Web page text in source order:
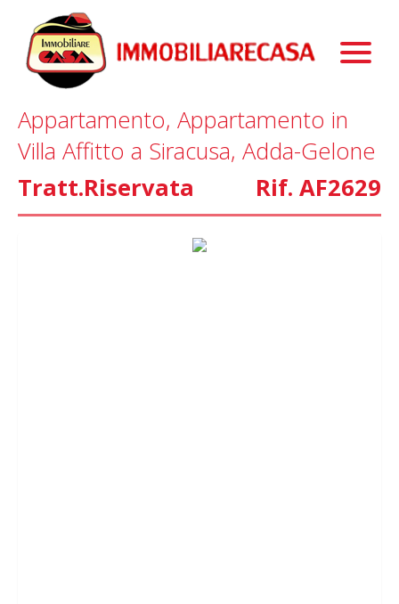
Immobili
Immobili In Vendita
Immobili In Affitto
Immobili Commerciali
Chi Siamo
La Nostra Storia
Staff
Servizi
Mutui
Blog
Appartamento, Appartamento in
Villa Affitto a Siracusa, Adda-Gelone
Tratt.Riservata
Rif. AF2629